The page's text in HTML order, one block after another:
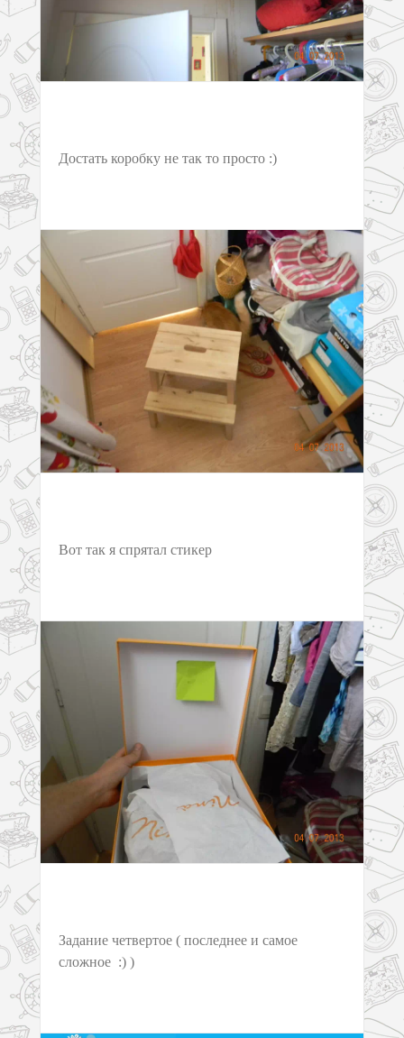
Достать коробку не так то просто :)
Вот так я спрятал стикер
Задание четвертое ( последнее и самое
сложное :) )